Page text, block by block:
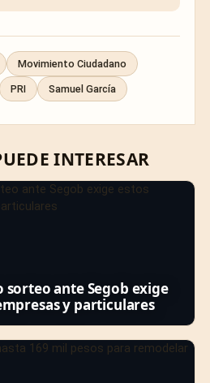
Movimiento Ciudadano
PRI Samuel García
INTERESAR
sorteo ante Segob exige
y particulares